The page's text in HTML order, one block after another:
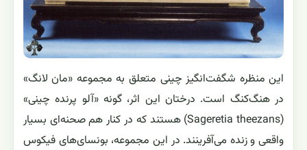
این منظره شگفت‌انگیز چینی متعلق به مجموعه «مان لانگ»
در هنگ‌کنگ است. درختان این اثر، گونه «آلو پرنده چینی»
(Sageretia theezans) هستند که در کنار هم صحنه‌ای بسیار
واقعی و زنده می‌آفرینند. در این مجموعه، بونسای‌های فیکوس